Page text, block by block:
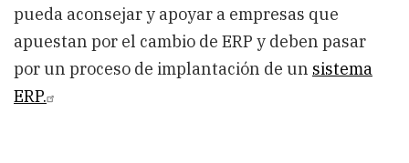
pueda aconsejar y apoyar a empresas que
apuestan por el cambio de ERP y deben pasar
por un proceso de implantación de un sistema
ERP.